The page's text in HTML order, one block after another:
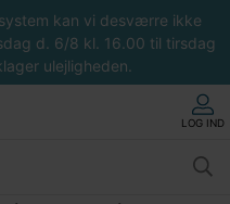
kan vi desværre ikke
d. 6/8 kl. 16.00 til tirsdag
ulejligheden.
LOG IND